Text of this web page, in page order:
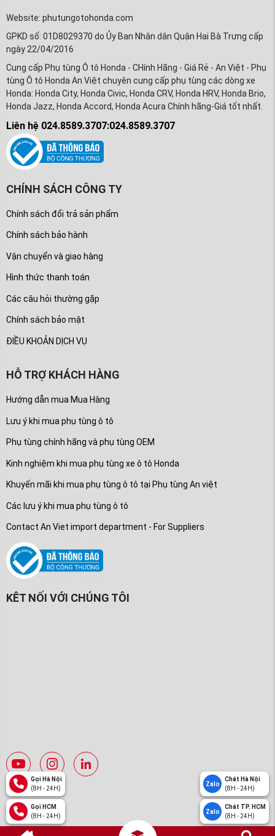
Website: phutungotohonda.com
GPKD số: 01D8029370 do Ủy Ban Nhân dân Quận Hai Bà Trưng cấp
ngày 22/04/2016
Cung cấp Phụ tùng Ô tô Honda - CHính Hãng - Giá Rẻ - An Việt - Phụ
tùng Ô tô Honda An Việt chuyên cung cấp phụ tùng các dòng xe
Honda: Honda City, Honda Civic, Honda CRV, Honda HRV, Honda Brio,
Honda Jazz, Honda Accord, Honda Acura Chính hãng-Giá tốt nhất.
Liên hệ 024.8589.3707:024.8589.3707
CHÍNH SÁCH CÔNG TY
Chính sách đổi trả sản phẩm
Chính sách bảo hành
Vận chuyển và giao hàng
Hình thức thanh toán
Các câu hỏi thường gặp
Chính sách bảo mật
ĐIỀU KHOẢN DỊCH VỤ
HỖ TRỢ KHÁCH HÀNG
Hướng dẫn mua Mua Hàng
Lưu ý khi mua phụ tùng ô tô
Phụ tùng chính hãng và phụ tùng OEM
Kinh nghiệm khi mua phụ tùng xe ô tô Honda
Khuyến mãi khi mua phụ tùng ô tô tại Phụ tùng An việt
Các lưu ý khi mua phụ tùng ô tô
Contact An Viet import department - For Suppliers
KÊT NỐI VỚI CHÚNG TÔI
Gọi Hà Nội
(8H - 24H)
Gọi HCM
(8H - 24H)
Zalo
Chát Hà Nội
(8H - 24H)
Zalo
Chát TP. HCM
(8H - 24H)